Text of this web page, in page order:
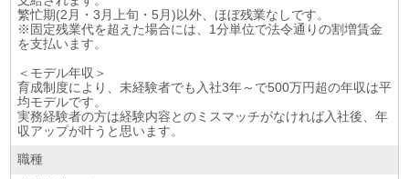
繁忙期(2月・3月上旬・5月)以外、ほぼ残業なしです。
※固定残業代を超えた場合には、1分単位で法令通りの割増賃金
を支払います。
＜モデル年収＞
育成制度により、未経験者でも入社3年～で500万円超の年収は平
均モデルです。
実務経験者の方は経験内容とのミスマッチがなければ入社後、年
収アップが叶うと思います。
職種